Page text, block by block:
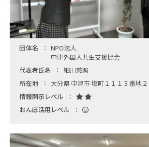
団体名
NPO法人
中津外国人共生支援協会
代表者氏名
細川慈照
所在地
大分県 中津市 塩町１１１３番地２
情報開示レベル
おんぽ活用レベル